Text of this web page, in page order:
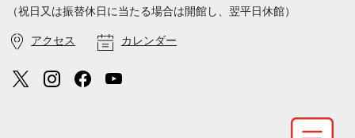
（祝日又は振替休日に当たる場合は開館し、翌平日休館）
アクセス カレンダー